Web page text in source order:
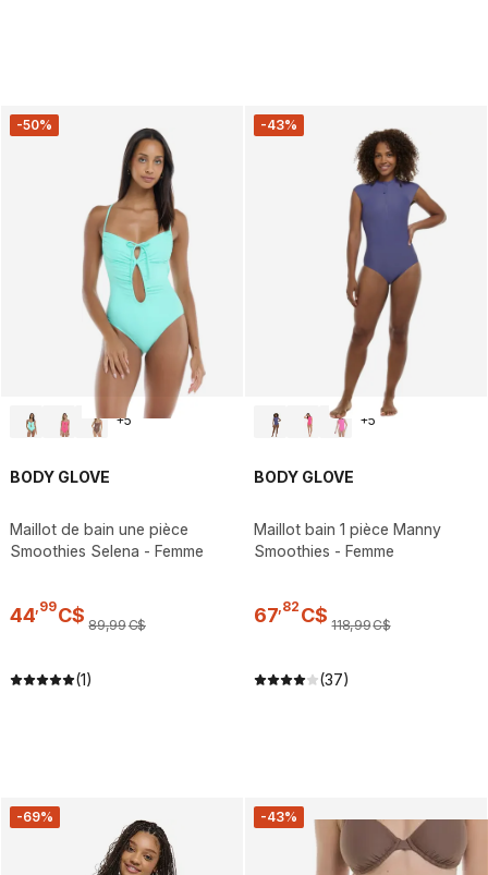
-50%
+5
BODY GLOVE
Maillot de bain une pièce
Smoothies Selena - Femme
44 99C$ 89,99C$
(1)
-43%
+5
BODY GLOVE
Maillot bain 1 pièce Manny
Smoothies - Femme
67 82 C$ 118,99C$
(37)
-69% -43%